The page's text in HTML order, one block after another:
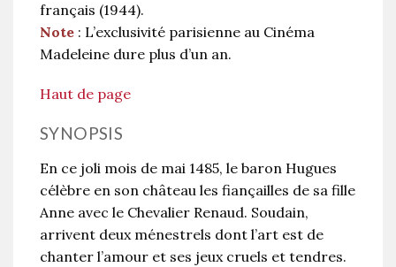
français (1944).
Note : L’exclusivité parisienne au Cinéma
Madeleine dure plus d’un an.
Haut de page
SYNOPSIS
En ce joli mois de mai 1485, le baron Hugues
célèbre en son château les fiançailles de sa fille
Anne avec le Chevalier Renaud. Soudain,
arrivent deux ménestrels dont l’art est de
chanter l’amour et ses jeux cruels et tendres.